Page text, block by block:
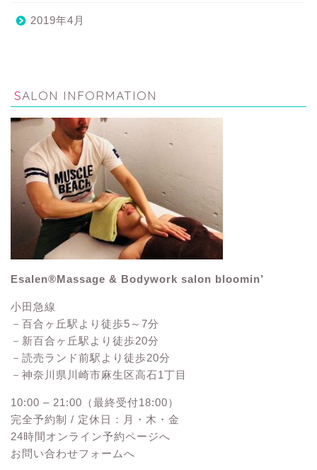
2019年4月
SALON INFORMATION
Esalen®Massage & Bodywork salon bloomin’
小田急線
－百合ヶ丘駅より徒歩5～7分
－新百合ヶ丘駅より徒歩20分
－読売ランド前駅より徒歩20分
－神奈川県川崎市麻生区高石1丁目
10:00 – 21:00（最終受付18:00）
完全予約制 / 定休日：月・木・金
24時間オンライン予約ページへ
お問い合わせフォームへ